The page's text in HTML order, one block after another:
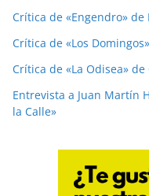
Crítica de «Engendro»
Crítica de «Los
Crítica de «La Odisea»
Entrevista a Juan Martín
la Calle»